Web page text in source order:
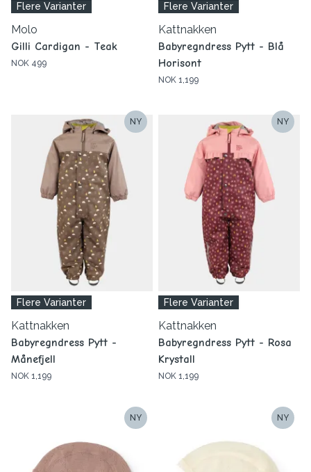
Flere Varianter
Molo
Gilli Cardigan - Teak
NOK 499
Flere Varianter
Kattnakken
Babyregndress Pytt - Blå
Horisont
NOK 1,199
NY
Flere Varianter
Kattnakken
Babyregndress Pytt -
Månefjell
NOK 1,199
NY
Flere Varianter
Kattnakken
Babyregndress Pytt - Rosa
Krystall
NOK 1,199
NY NY